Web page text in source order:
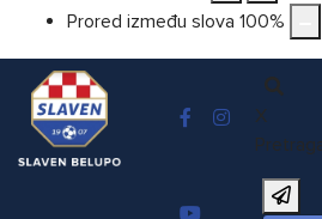
Prored između slova 100%
X